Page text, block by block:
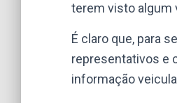
terem visto algum
É claro que, para
representativos e
informação